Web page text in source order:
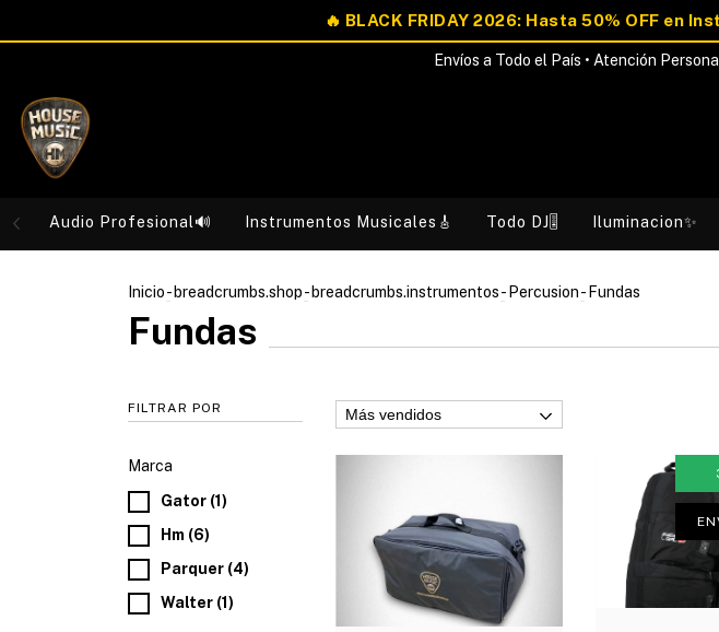
Envíos a Todo el País • Atención
Audio Profesional🔊 Instrumentos Musicales🎸 Todo DJ🎚️ Iluminacion✨
Inicio- breadcrumbs.shop- breadcrumbs.instrumentos- Percusion- Fundas
Fundas
FILTRAR POR
Marca
Gator (1)
Hm (6)
Parquer (4)
Walter (1)